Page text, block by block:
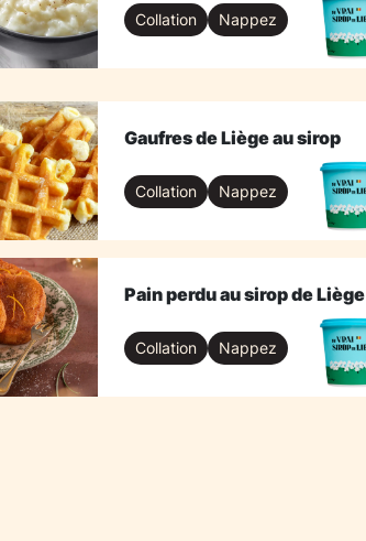
Collation Nappez
Gaufres de Liège au sirop
Collation Nappez
Pain perdu au sirop de Liège
Collation Nappez